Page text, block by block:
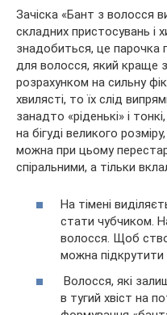
Зачіска «Бант з волосся
складних пристосувань і
знадобиться, це парочка
для волосся, який краще
розрахунком на сильну
хвилясті, то їх слід
занадто «ріденькі» і
на бігуді великого
можна при цьому
спіральними, а тільки
На тімені
стати чубчиком.
волосся. Щоб
можна підкрутити
Волосся, які
в тугий хвіст на